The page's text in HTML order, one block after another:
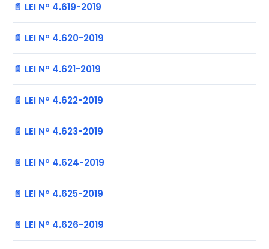
📄 LEI Nº 4.619-2019
📄 LEI Nº 4.620-2019
📄 LEI Nº 4.621-2019
📄 LEI Nº 4.622-2019
📄 LEI Nº 4.623-2019
📄 LEI Nº 4.624-2019
📄 LEI Nº 4.625-2019
📄 LEI Nº 4.626-2019